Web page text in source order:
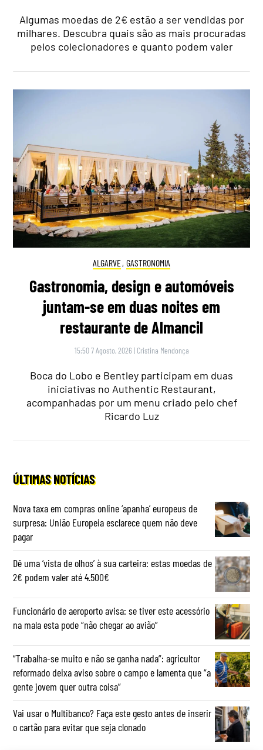
Algumas moedas de 2€ estão a ser vendidas por
milhares. Descubra quais são as mais procuradas
pelos colecionadores e quanto podem valer
ALGARVE, GASTRONOMIA
Gastronomia, design e automóveis
juntam-se em duas noites em
restaurante de Almancil
15:50 7 Agosto, 2026 | Cristina Mendonça
Boca do Lobo e Bentley participam em duas
iniciativas no Authentic Restaurant,
acompanhadas por um menu criado pelo chef
Ricardo Luz
ÚLTIMAS NOTÍCIAS
Nova taxa em compras online ‘apanha’ europeus de
surpresa: União Europeia esclarece quem não deve
pagar
Dê uma ‘vista de olhos’ à sua carteira: estas moedas de
2€ podem valer até 4.500€
Funcionário de aeroporto avisa: se tiver este acessório
na mala esta pode “não chegar ao avião”
“Trabalha-se muito e não se ganha nada”: agricultor
reformado deixa aviso sobre o campo e lamenta que “a
gente jovem quer outra coisa”
Vai usar o Multibanco? Faça este gesto antes de inserir
o cartão para evitar que seja clonado